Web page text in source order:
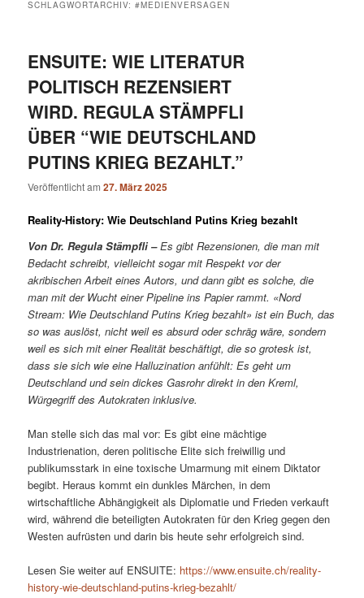
SCHLAGWORTARCHIV:#MEDIENVERSAGEN
ENSUITE: WIE LITERATUR
POLITISCH REZENSIERT
WIRD. REGULA STÄMPFLI
ÜBER “WIE DEUTSCHLAND
PUTINS KRIEG BEZAHLT.”
Veröffentlicht am27. März 2025
Reality-History: Wie Deutschland Putins Krieg bezahlt
Von Dr. Regula Stämpfli – Es gibt Rezensionen, die man mit
Bedacht schreibt, vielleicht sogar mit Respekt vor der
akribischen Arbeit eines Autors, und dann gibt es solche, die
man mit der Wucht einer Pipeline ins Papier rammt. «Nord
Stream: Wie Deutschland Putins Krieg bezahlt» ist ein Buch, das
so was auslöst, nicht weil es absurd oder schräg wäre, sondern
weil es sich mit einer Realität beschäftigt, die so grotesk ist,
dass sie sich wie eine Halluzination anfühlt: Es geht um
Deutschland und sein dickes Gasrohr direkt in den Kreml,
Würgegriff des Autokraten inklusive.
Man stelle sich das mal vor: Es gibt eine mächtige
Industrienation, deren politische Elite sich freiwillig und
publikumsstark in eine toxische Umarmung mit einem Diktator
begibt. Heraus kommt ein dunkles Märchen, in dem
wirtschaftliche Abhängigkeit als Diplomatie und Frieden verkauft
wird, während die beteiligten Autokraten für den Krieg gegen den
Westen aufrüsten und darin bis heute sehr erfolgreich sind.
Lesen Sie weiter auf ENSUITE: https://www.ensuite.ch/reality-
history-wie-deutschland-putins-krieg-bezahlt/